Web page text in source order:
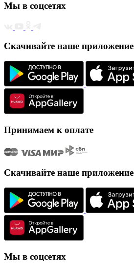
Мы в соцсетях
Скачивайте наше приложение
Принимаем к оплате
Скачивайте наше приложение
Мы в соцсетях